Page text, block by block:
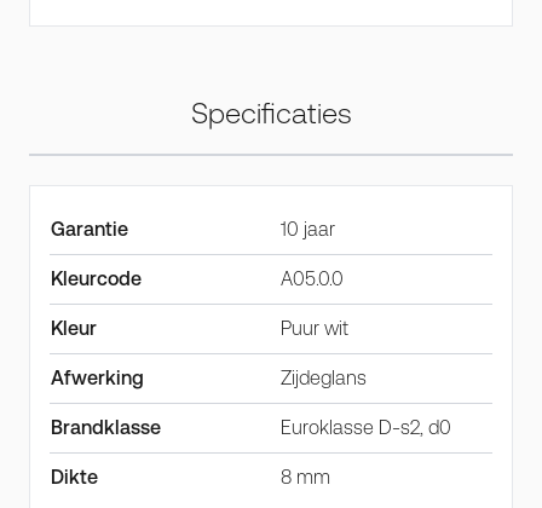
Specificaties
Garantie 10 jaar
Kleurcode A05.0.0
Kleur Puur wit
Afwerking Zijdeglans
Brandklasse Euroklasse D-s2, d0
Dikte 8 mm